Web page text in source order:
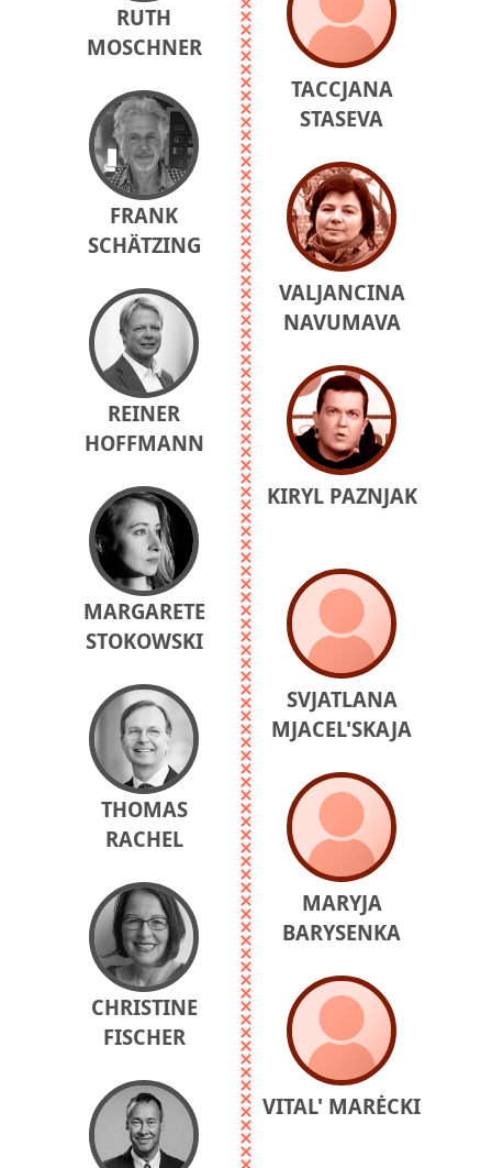
RUTH
MOSCHNER
FRANK
SCHÄTZING
REINER
HOFFMANN
MARGARETE
STOKOWSKI
THOMAS
RACHEL
CHRISTINE
FISCHER
TACCJANA
STASEVA
VALJANCINA
NAVUMAVA
KIRYL PAZNJAK
SVJATLANA
MJACEL'SKAJA
MARYJA
BARYSENKA
VITAL' MARĖCKI